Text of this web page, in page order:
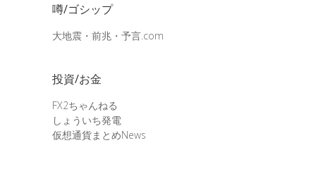
噂/ゴシップ
大地震・前兆・予言.com
投資/お金
FX2ちゃんねる
しょういち発電
仮想通貨まとめNews